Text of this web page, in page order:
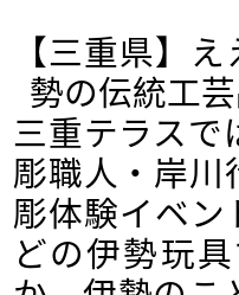
【三重県】
勢の伝統工
三重テラスで
彫職人・岸川
彫体験イベン
どの伊勢玩